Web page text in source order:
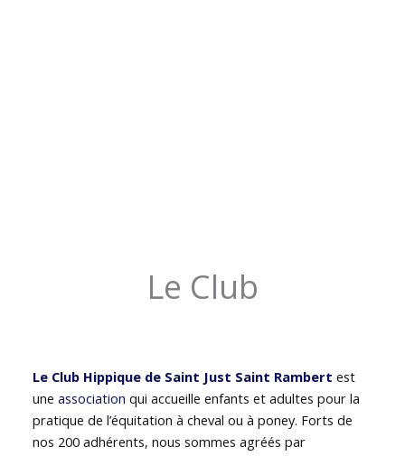
Le Club
Le Club Hippique de Saint Just Saint Rambert est
uneassociation qui accueille enfants et adultes pour la
pratique de l’équitation à cheval ou à poney. Forts de
nos 200 adhérents, nous sommes agréés par